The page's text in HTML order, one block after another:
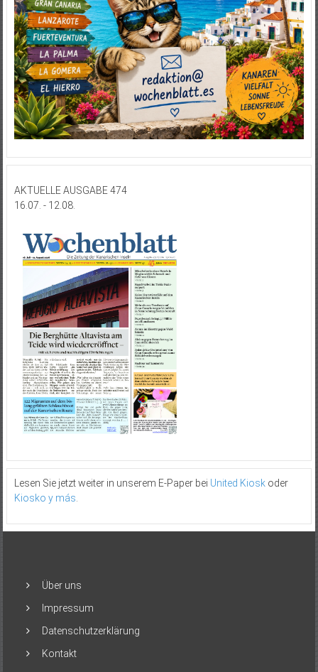
AKTUELLE AUSGABE 474
16.07. - 12.08.
Lesen Sie jetzt weiter in unserem E-Paper bei United Kioskoder
Kiosko y más
Über uns
Impressum
Datenschutzerklärung
Kontakt